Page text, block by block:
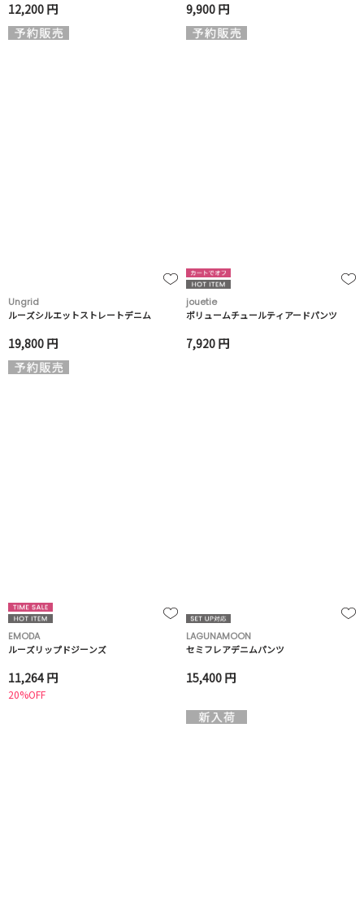
12,200 円 9,900 円
Ungrid
ルーズシルエットストレートデニム
19,800 円
jouetie
ボリュームチュールティアードパンツ
7,920 円
EMODA
ルーズリップドジーンズ
11,264 円
20%OFF
LAGUNAMOON
セミフレアデニムパンツ
15,400 円